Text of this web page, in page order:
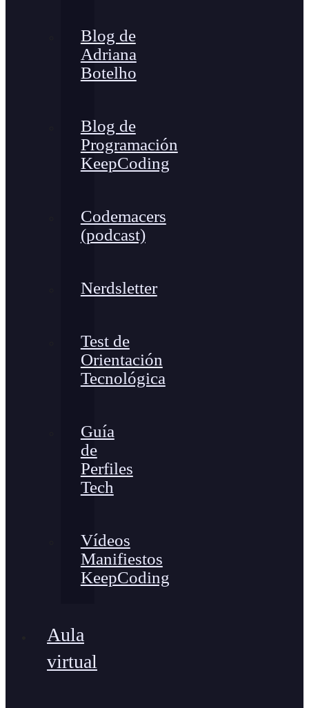
Blog de
Adriana
Botelho
Blog de
Programación
KeepCoding
Codemacers
(podcast)
Nerdsletter
Test de
Orientación
Tecnológica
Guía
de
Perfiles
Tech
Vídeos
Manifiestos
KeepCoding
Aula
virtual